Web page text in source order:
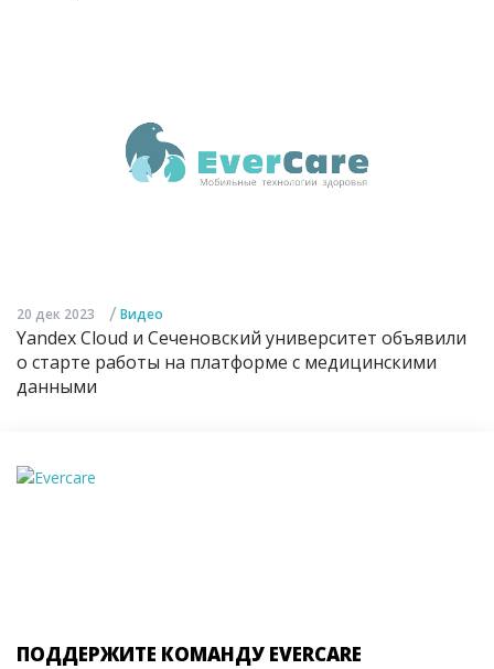
20 дек 2023 / Видео
Yandex Cloud и Сеченовский университет объявили
о старте работы на платформе с медицинскими
данными
ПОДДЕРЖИТЕ КОМАНДУ EVERCARE